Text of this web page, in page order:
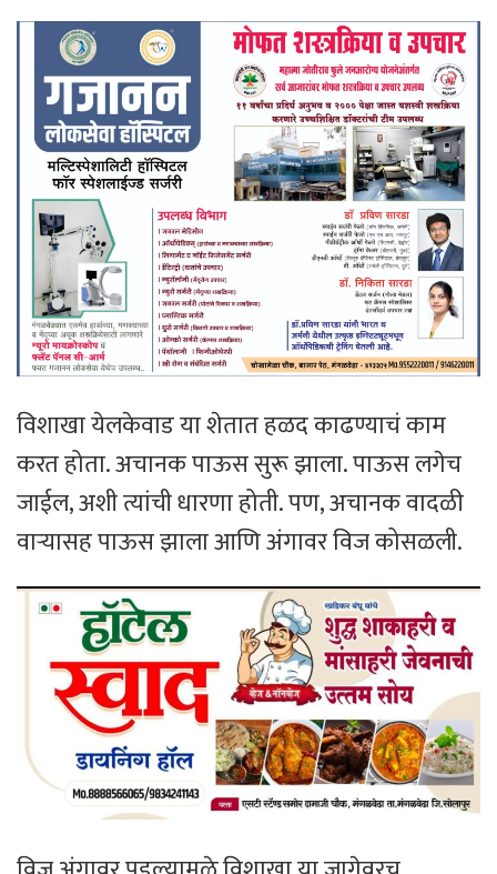
विशाखा येलकेवाड या शेतात हळद काढण्याचं काम
करत होता. अचानक पाऊस सुरू झाला. पाऊस लगेच
जाईल, अशी त्यांची धारणा होती. पण, अचानक वादळी
वाऱ्यासह पाऊस झाला आणि अंगावर विज कोसळली.